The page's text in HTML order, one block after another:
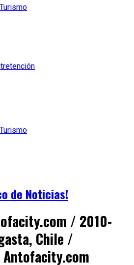
de Noticias!
/ 2010-
Chile /